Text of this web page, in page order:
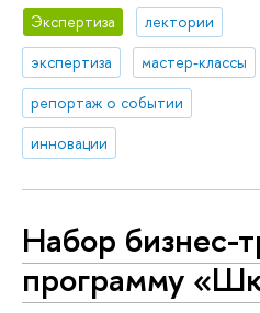
Экспертиза
лектории
экспертиза
мастер-классы
репортаж о событии
инновации
Набор бизнес-
программу